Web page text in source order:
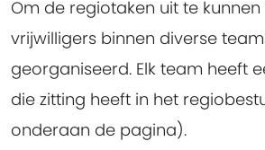
Om de regiotaken uit te
vrijwilligers binnen diverse
georganiseerd. Elk team heeft
die zitting heeft in het
onderaan de pagina).